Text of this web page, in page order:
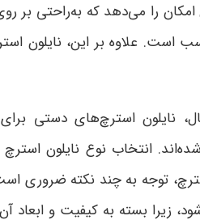
را می‌دهد که به‌راحتی بر
است. علاوه بر این، نایلون
نایلون استرچ‌های دستی
انتخاب نوع نایلون استرچ
توجه به چند نکته ضروری
زیرا بسته به کیفیت و ابعاد